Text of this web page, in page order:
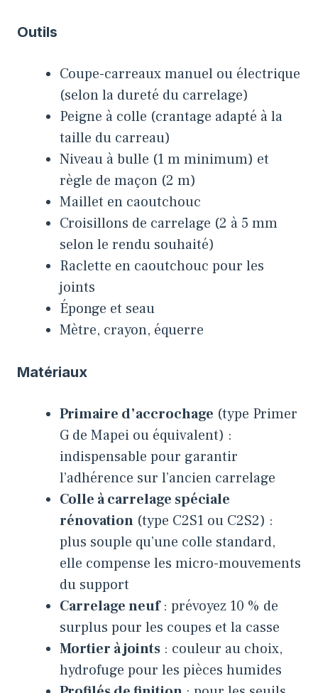
Outils
Coupe-carreaux manuel ou électrique
(selon la dureté du carrelage)
Peigne à colle (crantage adapté à la
taille du carreau)
Niveau à bulle (1 m minimum) et
règle de maçon (2 m)
Maillet en caoutchouc
Croisillons de carrelage (2 à 5 mm
selon le rendu souhaité)
Raclette en caoutchouc pour les
joints
Éponge et seau
Mètre, crayon, équerre
Matériaux
Primaire d’accrochage (type Primer
G de Mapei ou équivalent) :
indispensable pour garantir
l’adhérence sur l’ancien carrelage
Colle à carrelage spéciale
rénovation (type C2S1 ou C2S2) :
plus souple qu’une colle standard,
elle compense les micro-mouvements
du support
Carrelage neuf: prévoyez 10 % de
surplus pour les coupes et la casse
Mortier à joints : couleur au choix,
hydrofuge pour les pièces humides